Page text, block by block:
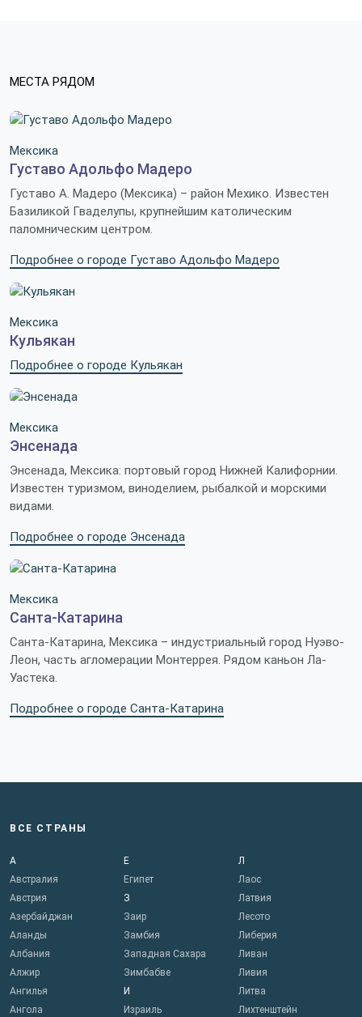
МЕСТА РЯДОМ
Мексика
Густаво Адольфо Мадеро
Густаво А. Мадеро (Мексика) – район Мехико. Известен
Базиликой Гваделупы, крупнейшим католическим
паломническим центром.
Подробнее о городе Густаво Адольфо Мадеро
Мексика
Кульякан
Подробнее о городе Кульякан
Мексика
Энсенада
Энсенада, Мексика: портовый город Нижней Калифорнии.
Известен туризмом, виноделием, рыбалкой и морскими
видами.
Подробнее о городе Энсенада
Мексика
Санта-Катарина
Санта-Катарина, Мексика – индустриальный город Нуэво-
Леон, часть агломерации Монтеррея. Рядом каньон Ла-
Уастека.
Подробнее о городе Санта-Катарина
ВСЕ СТРАНЫ
А
Австралия
Австрия
Азербайджан
Аланды
Албания
Алжир
Ангилья
Ангола
Е
Египет
З
Заир
Замбия
Западная Сахара
Зимбабве
И
Израиль
Л
Лаос
Латвия
Лесото
Либерия
Ливан
Ливия
Литва
Лихтенштейн